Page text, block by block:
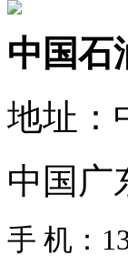
中国石
地址：
中国广
手 机：